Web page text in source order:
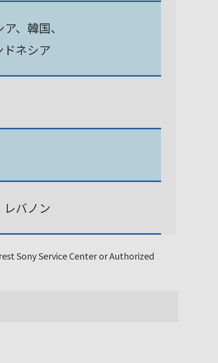
、韓国、
ネシア
バノン
Sony Service Center or Authorized